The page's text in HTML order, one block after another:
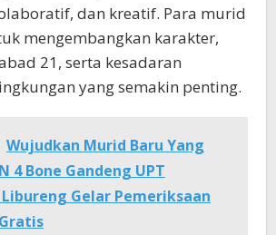
dan kreatif. Para murid
mengembangkan karakter,
21, serta kesadaran
yang semakin penting.
Wujudkan Murid Baru Yang
4 Bone Gandeng UPT
Gelar Pemeriksaan